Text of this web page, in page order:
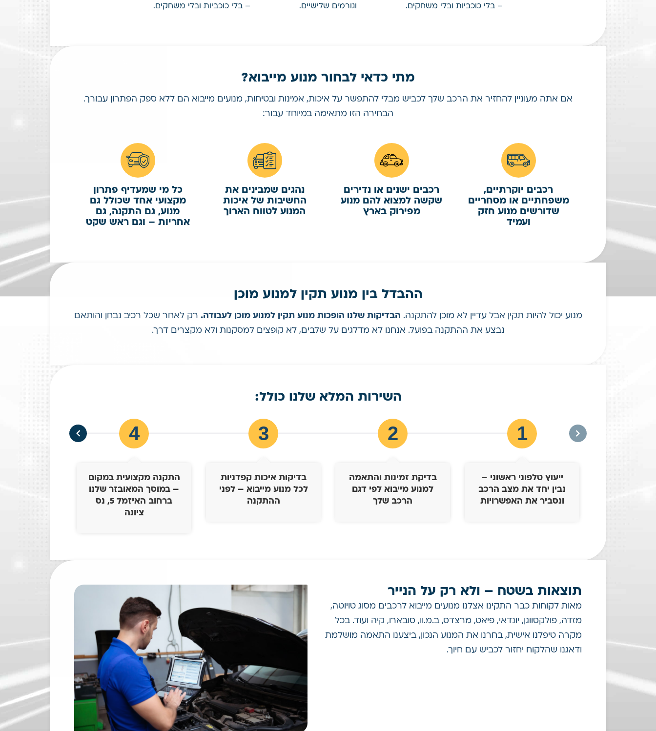
– בלי כוכביות ובלי משחקים.
וגורמים שלישיים.
– בלי כוכביות ובלי משחקים.
מתי כדאי לבחור מנוע מייבוא?
אם אתה מעוניין להחזיר את הרכב שלך לכביש מבלי להתפשר על איכות, אמינות ובטיחות, מנועים מייבוא הם ללא ספק הפתרון עבורך.
הבחירה הזו מתאימה במיוחד עבור:
רכבים יוקרתיים,
משפחתיים או מסחריים
שדורשים מנוע חזק
ועמיד
רכבים ישנים או נדירים
שקשה למצוא להם מנוע
מפירוק בארץ
נהגים שמבינים את
החשיבות של איכות
המנוע לטווח הארוך
כל מי שמעדיף פתרון
מקצועי אחד שכולל גם
מנוע, גם התקנה, גם
אחריות – וגם ראש שקט
ההבדל בין מנוע תקין למנוע מוכן
מנוע יכול להיות תקין אבל עדיין לא מוכן להתקנה. הבדיקות שלנו הופכות מנוע תקין למנוע מוכן לעבודה. רק לאחר שכל רכיב נבחן והותאם
נבצע את ההתקנה בפועל. אנחנו לא מדלגים על שלבים, לא קופצים למסקנות ולא מקצרים דרך.
השירות המלא שלנו כולל:
1
2
3
4
ייעוץ טלפוני ראשוני –
נבין יחד את מצב הרכב
ונסביר את האפשרויות
בדיקת זמינות והתאמה
למנוע מייבוא לפי דגם
הרכב שלך
בדיקות איכות קפדניות
לכל מנוע מייבוא – לפני
ההתקנה
התקנה מקצועית במקום
– במוסך המאובזר שלנו
ברחוב האיזמל 5, נס
ציונה
תוצאות בשטח – ולא רק על הנייר
מאות לקוחות כבר התקינו אצלנו מנועים מייבוא לרכבים מסוג טויוטה,
מזדה, פולקסווגן, יונדאי, פיאט, מרצדס, ב.מ.וו, סובארו, קיה ועוד. בכל
מקרה טיפלנו אישית, בחרנו את המנוע הנכון, ביצענו התאמה מושלמת
ודאגנו שהלקוח יחזור לכביש עם חיוך.